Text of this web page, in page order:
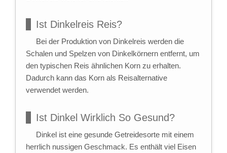
Ist Dinkelreis Reis?
Bei der Produktion von Dinkelreis werden die
Schalen und Spelzen von Dinkelkörnern entfernt, um
den typischen Reis ähnlichen Korn zu erhalten.
Dadurch kann das Korn als Reisalternative
verwendet werden.
Ist Dinkel Wirklich So Gesund?
Dinkel ist eine gesunde Getreidesorte mit einem
herrlich nussigen Geschmack. Es enthält viel Eisen